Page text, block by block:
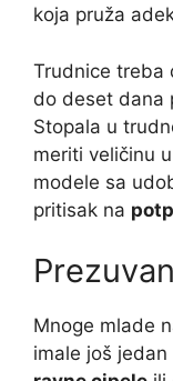
koja pruža
Trudnice treba
do deset dana
Stopala u
meriti veličinu
modele sa
pritisak na
Mnoge mlade
imale još